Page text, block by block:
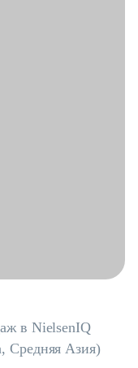
в NielsenIQ
Средняя Азия)